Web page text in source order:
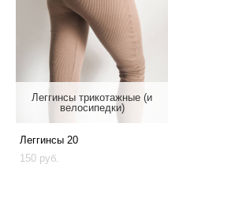
Леггинсы трикотажные (и
велосипедки)
Леггинсы 20
150 pуб.